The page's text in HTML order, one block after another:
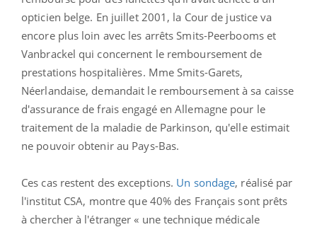
opticien belge. En juillet 2001, la Cour de justice va
encore plus loin avec les arrêts Smits-Peerbooms et
Vanbrackel qui concernent le remboursement de
prestations hospitalières. Mme Smits-Garets,
Néerlandaise, demandait le remboursement à sa caisse
d'assurance de frais engagé en Allemagne pour le
traitement de la maladie de Parkinson, qu'elle estimait
ne pouvoir obtenir au Pays-Bas.
Ces cas restent des exceptions. Un sondage, réalisé par
l'institut CSA, montre que 40% des Français sont prêts
à chercher à l'étranger « une technique médicale